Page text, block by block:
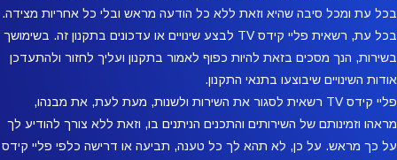
בכל עת ומכל סיבה שהיא וזאת ללא כל הודעה מראש ובלי כל אחריות מצידה.
בכל עת, רשאית פליי קידס TV לבצע שינויים או עדכונים בתקנון זה. בשימושך
בשירות, הנך מסכים בזאת להיות כפוף לאמור בתקנון ועליך לחזור ולהתעדכן
אודות השינויים שיבוצעו בתנאי התקנון.
פליי קידס TV רשאית לסגור את השירות ולשנות, מעת לעת, את מבנהו,
מראהו וזמינותם של השירותים והתכנים הניתנים בו, וזאת ללא צורך להודיע לך
על כך מראש. על כן, לא תהא לך כל טענה, תביעה או דרישה כלפי פליי קידס